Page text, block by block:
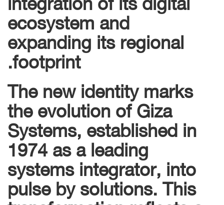
ecosystem and
expanding its regional
footprint.
The new identity marks
the evolution of Giza
Systems, established in
1974 as a leading
systems integrator, into
pulse by solutions. This